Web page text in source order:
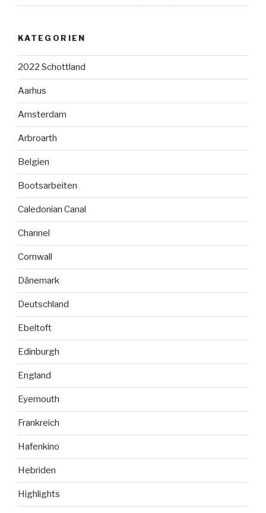
KATEGORIEN
2022 Schottland
Aarhus
Amsterdam
Arbroarth
Belgien
Bootsarbeiten
Caledonian Canal
Channel
Cornwall
Dänemark
Deutschland
Ebeltoft
Edinburgh
England
Eyemouth
Frankreich
Hafenkino
Hebriden
Highlights